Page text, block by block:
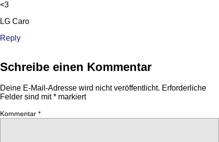
<3
LG Caro
Reply
Schreibe einen Kommentar
Deine E-Mail-Adresse wird nicht veröffentlicht. Erforderliche
Felder sind mit* markiert
Kommentar *